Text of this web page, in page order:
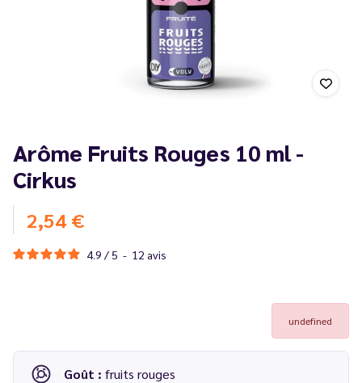
Arôme Fruits Rouges 10 ml -
Cirkus
2,54 €
4.9 / 5 - 12 avis
undefined
Goût : fruits rouges